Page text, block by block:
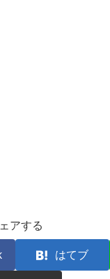
アする
はてブ